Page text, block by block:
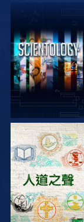
探索系列節目